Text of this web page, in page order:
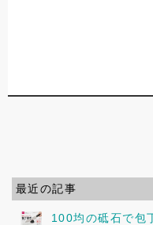
最近の記事
100均の砥石で包